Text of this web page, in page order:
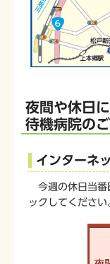
夜間や休日
待機病院の
インターネ
今週の休日当番
ックしてください